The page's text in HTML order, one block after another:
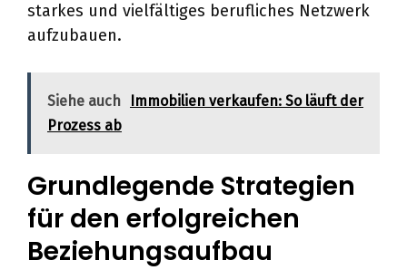
starkes und vielfältiges berufliches Netzwerk
aufzubauen.
Siehe auch
Immobilien verkaufen: So läuft der
Prozess ab
Grundlegende Strategien
für den erfolgreichen
Beziehungsaufbau